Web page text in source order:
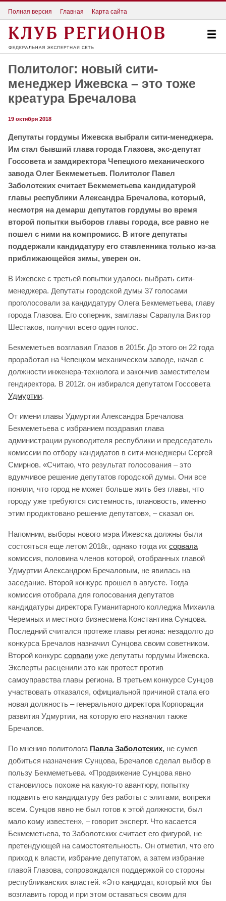
Полная версия Главная Карта сайта
Политолог: новый сити-
менеджер Ижевска – это тоже
креатура Бречалова
19 октября 2018
Депутаты гордумы Ижевска выбрали сити-менеджера.
Им стал бывший глава города Глазова, экс-депутат
Госсовета и замдиректора Чепецкого механического
завода Олег Бекмеметьев. Политолог Павел
Заболотских считает Бекмеметьева кандидатурой
главы республики Александра Бречалова, который,
несмотря на демарш депутатов гордумы во время
второй попытки выборов главы города, все равно не
пошел с ними на компромисс. В итоге депутаты
поддержали кандидатуру его ставленника только из-за
приближающейся зимы, уверен он.
В Ижевске с третьей попытки удалось выбрать сити-
менеджера. Депутаты городской думы 37 голосами
проголосовали за кандидатуру Олега Бекмеметьева, главу
города Глазова. Его соперник, замглавы Сарапула Виктор
Шестаков, получил всего один голос.
Бекмеметьев возглавил Глазов в 2015г. До этого он 22 года
проработал на Чепецком механическом заводе, начав с
должности инженера-технолога и закончив заместителем
гендиректора. В 2012г. он избирался депутатом Госсовета
Удмуртии.
От имени главы Удмуртии Александра Бречалова
Бекмеметьева с избранием поздравил глава
администрации руководителя республики и председатель
комиссии по отбору кандидатов в сити-менеджеры Сергей
Смирнов. «Считаю, что результат голосования – это
вдумчивое решение депутатов городской думы. Они все
поняли, что город не может больше жить без главы, что
городу уже требуются системность, плановость, именно
этим продиктовано решение депутатов», – сказал он.
Напомним, выборы нового мэра Ижевска должны были
состояться еще летом 2018г., однако тогда их сорвала
комиссия, половина членов которой, отобранных главой
Удмуртии Александром Бречаловым, не явилась на
заседание. Второй конкурс прошел в августе. Тогда
комиссия отобрала для голосования депутатов
кандидатуры директора Гуманитарного колледжа Михаила
Черемных и местного бизнесмена Константина Сунцова.
Последний считался протеже главы региона: незадолго до
конкурса Бречалов назначил Сунцова своим советником.
Второй конкурс сорвали уже депутаты гордумы Ижевска.
Эксперты расценили это как протест против
самоуправства главы региона. В третьем конкурсе Сунцов
участвовать отказался, официальной причиной стала его
новая должность – генерального директора Корпорации
развития Удмуртии, на которую его назначил также
Бречалов.
По мнению политолога Павла Заболотских, не сумев
добиться назначения Сунцова, Бречалов сделал выбор в
пользу Бекмеметьева. «Продвижение Сунцова явно
становилось похоже на какую-то авантюру, попытку
подавить его кандидатуру без работы с элитами, вопреки
всем. Сунцов явно не был готов к этой должности, был
мало кому известен», – говорит эксперт. Что касается
Бекмеметьева, то Заболотских считает его фигурой, не
претендующей на самостоятельность. Он отметил, что его
приход к власти, избрание депутатом, а затем избрание
главой Глазова, сопровождался поддержкой со стороны
республиканских властей. «Это кандидат, который мог бы
возглавить город и при этом оставаться своим для